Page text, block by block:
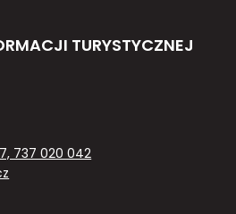
TURYSTYCZNEJ
737 020 042